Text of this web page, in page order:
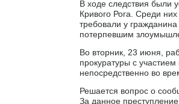
В ходе следствия были
Кривого Рога. Среди
требовали у
потерпевшим
Во вторник, 23 июня,
прокуратуры с
непосредственно во
Решается вопрос о
За данное